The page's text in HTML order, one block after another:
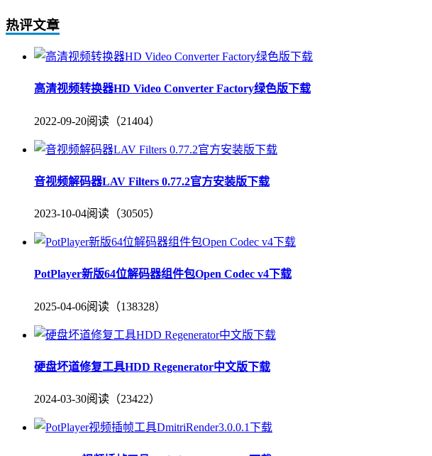
热评文章
高清视频转换器HD Video Converter Factory绿色版下载
2022-09-20阅读（21404）
音视频解码器LAV Filters 0.77.2官方安装版下载
2023-10-04阅读（30505）
PotPlayer新版64位解码器组件包Open Codec v4下载
2025-04-06阅读（138328）
硬盘坏道修复工具HDD Regenerator中文版下载
2024-03-30阅读（23422）